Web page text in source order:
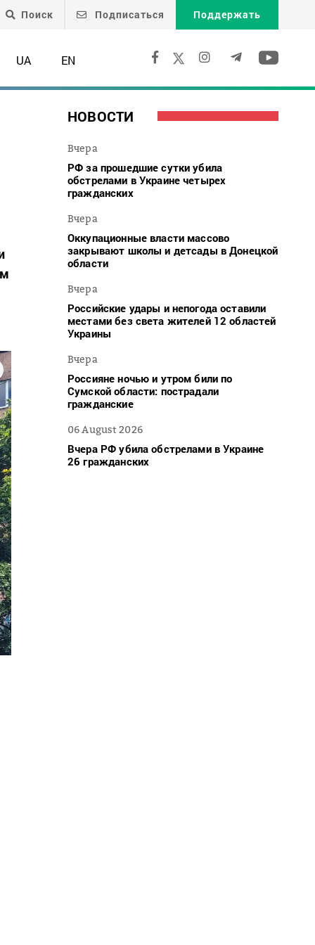
Поиск Подписаться Поддержать
UA EN
НОВОСТИ
Вчера
РФ за прошедшие сутки убила
обстрелами в Украине четырех
гражданских
Вчера
Оккупационные власти массово
закрывают школы и детсады в Донецкой
области
Вчера
Российские удары и непогода оставили
местами без света жителей 12 областей
Украины
Вчера
Россияне ночью и утром били по
Сумской области: пострадали
гражданские
06 August 2026
Вчера РФ убила обстрелами в Украине
26 гражданских